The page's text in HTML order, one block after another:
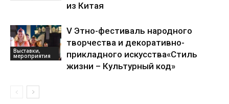
из Китая
Выставки,
мероприятия
V Этно-фестиваль народного
творчества и декоративно-
прикладного искусства«Стиль
жизни – Культурный код»